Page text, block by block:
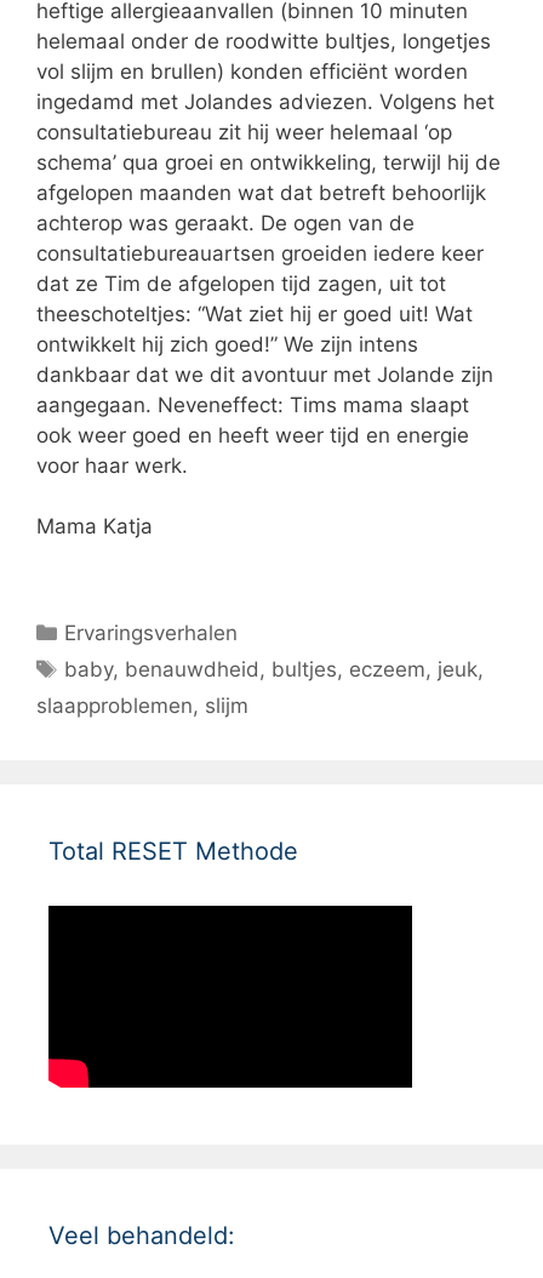
heftige allergieaanvallen (binnen 10 minuten
helemaal onder de roodwitte bultjes, longetjes
vol slijm en brullen) konden efficiënt worden
ingedamd met Jolandes adviezen. Volgens het
consultatiebureau zit hij weer helemaal ‘op
schema’ qua groei en ontwikkeling, terwijl hij de
afgelopen maanden wat dat betreft behoorlijk
achterop was geraakt. De ogen van de
consultatiebureauartsen groeiden iedere keer
dat ze Tim de afgelopen tijd zagen, uit tot
theeschoteltjes: “Wat ziet hij er goed uit! Wat
ontwikkelt hij zich goed!” We zijn intens
dankbaar dat we dit avontuur met Jolande zijn
aangegaan. Neveneffect: Tims mama slaapt
ook weer goed en heeft weer tijd en energie
voor haar werk.
Mama Katja
Categorieën
Ervaringsverhalen
Tags
baby, benauwdheid , bultjes, eczeem, jeuk,
slaapproblemen, slijm
Total RESET Methode
Veel behandeld: